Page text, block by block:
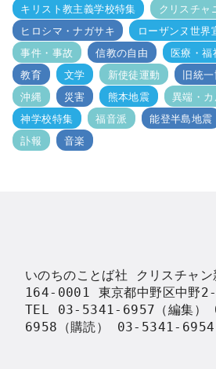
キリスト教主義学校特集
クリスチャ
ヒロシマ・ナガサキ
ローザンヌ世界
事件・事故
信教の自由 医療・福
教育
文学 新使徒運動 旧統
沖縄
災害 熊本地震 異端・カ
神学校特集
福音派 能登半島地震
訃報
音楽
いのちのことば社 クリスチャン
164-0001 東京都中野区中野
TEL 03-5341-6957（編集）
6958（購読） 03-5341-6954